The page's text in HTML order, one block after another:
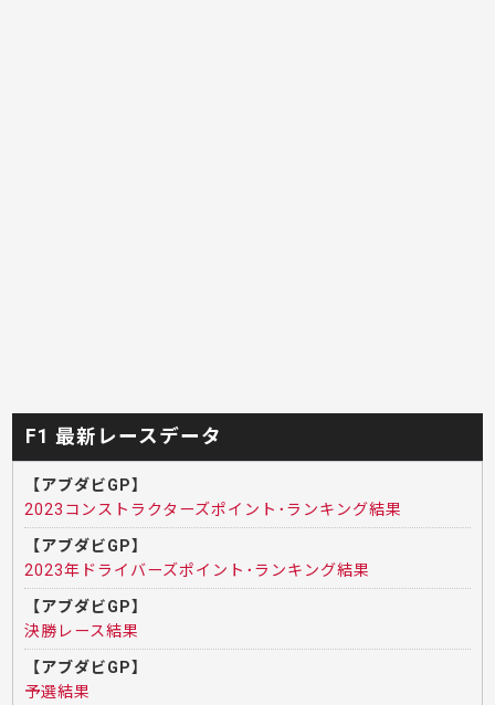
F1 最新レースデータ
【アブダビGP】
2023コンストラクターズポイント･ランキング結果
【アブダビGP】
2023年ドライバーズポイント･ランキング結果
【アブダビGP】
決勝レース結果
【アブダビGP】
予選結果